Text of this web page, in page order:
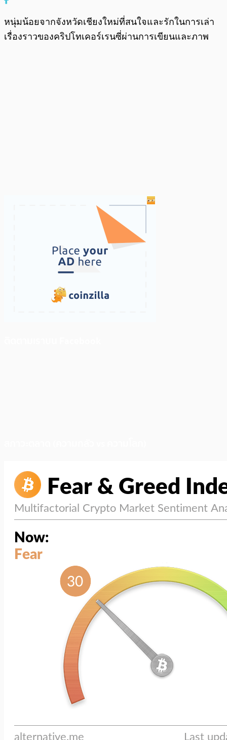
หนุ่มน้อยจากจังหวัดเชียงใหม่ที่สนใจและรักในการเล่า
เรื่องราวของคริปโทเคอร์เรนซี่ผ่านการเขียนและภาพ